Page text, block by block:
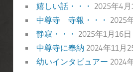
嬉しい話・・・ 2025年4月
中尊寺 寺報・・・ 2025
静寂・・・ 2025年1月16日
中尊寺に奉納 2024年11月
幼いインタビュアー 2024